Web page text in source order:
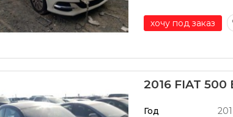
хочу под заказ
2016 FIAT 500
Год
201